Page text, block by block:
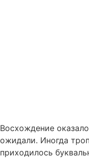
Восхождение
ожидали. Иногда
приходилось